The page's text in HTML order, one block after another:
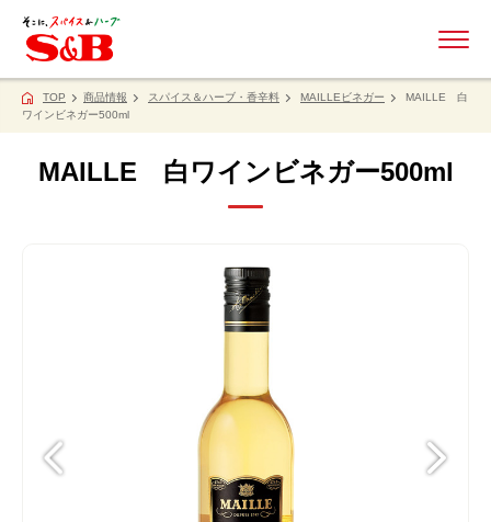
TOP 商品情報 スパイス＆ハーブ・香辛料 MAILLEビネガー
MAILLE 白
ワインビネガー500ml
MAILLE 白ワインビネガー500ml